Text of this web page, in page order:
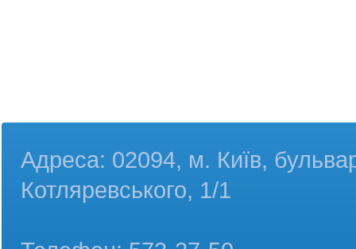
Адреса: 02094, м. Київ,
Котляревського, 1/1